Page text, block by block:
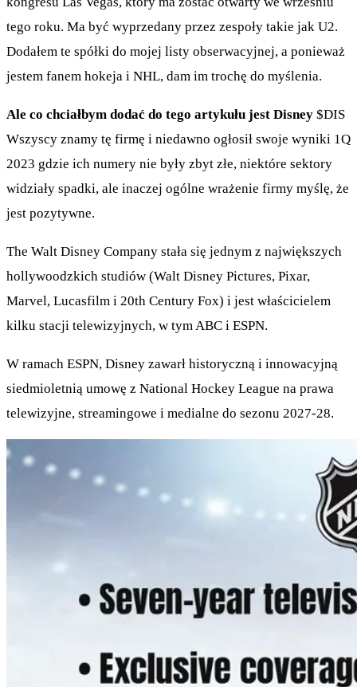
tego roku. Ma być wyprzedany przez zespoły takie jak U2.
Dodałem te spółki do mojej listy obserwacyjnej, a ponieważ
jestem fanem hokeja i NHL, dam im trochę do myślenia.
Ale co chciałbym dodać do tego artykułu jest Disney $DIS
Wszyscy znamy tę firmę i niedawno ogłosił swoje wyniki 1Q
2023 gdzie ich numery nie były zbyt złe, niektóre sektory
widziały spadki, ale inaczej ogólne wrażenie firmy myślę, że
jest pozytywne.
The Walt Disney Company stała się jednym z największych
hollywoodzkich studiów (Walt Disney Pictures, Pixar,
Marvel, Lucasfilm i 20th Century Fox) i jest właścicielem
kilku stacji telewizyjnych, w tym ABC i ESPN.
W ramach ESPN, Disney zawarł historyczną i innowacyjną
siedmioletnią umowę z National Hockey League na prawa
telewizyjne, streamingowe i medialne do sezonu 2027-28.